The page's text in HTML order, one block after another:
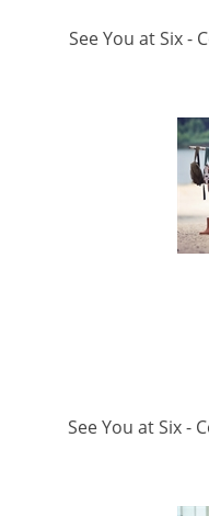
See You at Six -
See You at Six -